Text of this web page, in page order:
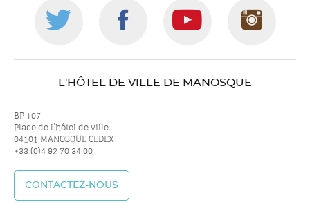
Suivez-
nous
sur
twitter
Suivez-
nous
facebook
Suivez-
nous
L'HÔTEL DE VILLE DE MANOSQUE
BP 107
Place de l’hôtel de ville
04101 MANOSQUE CEDEX
+33 (0)4 92 70 34 00
CONTACTEZ-NOUS